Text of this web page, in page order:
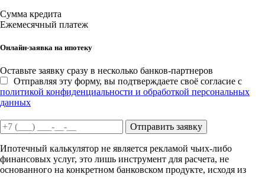
Сумма кредита
Ежемесячный платеж
Онлайн-заявка на ипотеку
Оставьте заявку сразу в несколько банков-партнеров
Отправляя эту форму, вы подтверждаете своё согласие с
политикой конфиденциальности и обработкой персональных
данных
Отправить заявку
Ипотечный калькулятор не является рекламой чьих-либо
финансовых услуг, это лишь инструмент для расчета, не
основанного на конкретном банковском продукте, исходя из